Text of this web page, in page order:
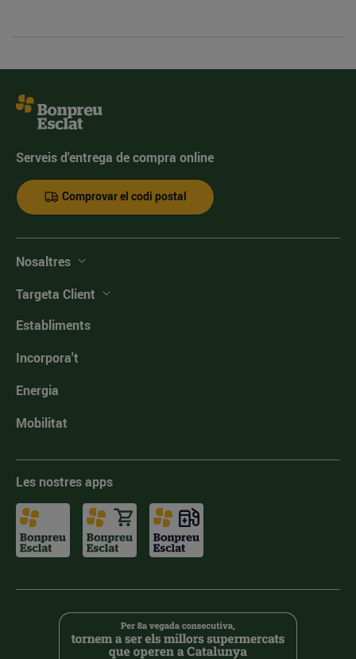
Serveis d'entrega de compra online
Comprovar el codi postal
Nosaltres
Targeta Client
Establiments
Incorpora't
Energia
Mobilitat
Les nostres apps